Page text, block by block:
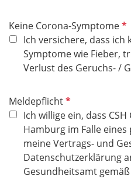
h
t
e
Keine Corona-SymptomeP
f
l
i
t
e
d
Ich versichere, dass ich
Symptome wie Fieber,
Verlust des Geruchs- /
MeldepflichtP
f
l
i
c
h
Ich willige ein, dass
Hamburg im Falle
meine Vertrags- und
Datenschutzerklärung
Gesundheitsamt